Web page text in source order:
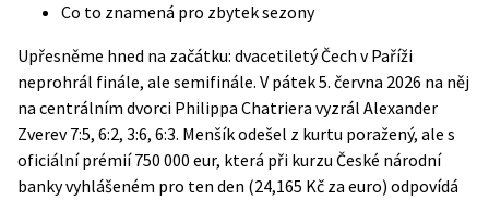
Co to znamená pro zbytek sezony
Upřesněme hned na začátku: dvacetiletý Čech v Paříži
neprohrál finále, ale semifinále. V pátek 5. června 2026 na něj
na centrálním dvorci Philippa Chatriera vyzrál Alexander
Zverev 7:5, 6:2, 3:6, 6:3. Menšík odešel z kurtu poražený, ale s
oficiální prémií 750 000 eur, která při kurzu České národní
banky vyhlášeném pro ten den (24,165 Kč za euro) odpovídá